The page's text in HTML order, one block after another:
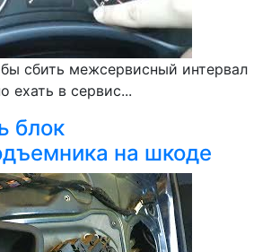
сбить межсервисный интервал
ехать в сервис...
блок
на шкоде